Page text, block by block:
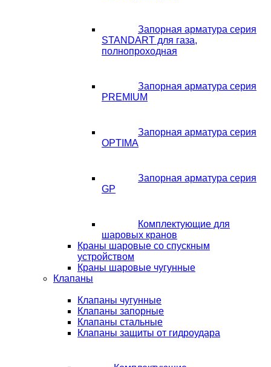
Запорная арматура серия
STANDART для газа,
полнопроходная
Запорная арматура серия
PREMIUM
Запорная арматура серия
OPTIMA
Запорная арматура серия
GP
Комплектующие для
шаровых кранов
Краны шаровые со спускным
устройством
Краны шаровые чугунные
Клапаны
Клапаны чугунные
Клапаны запорные
Клапаны стальные
Клапаны защиты от гидроудара